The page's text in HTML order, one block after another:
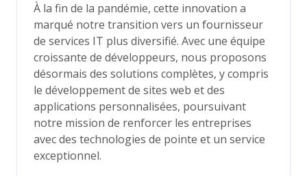
À la fin de la pandémie, cette innovation a
marqué notre transition vers un fournisseur
de services IT plus diversifié. Avec une équipe
croissante de développeurs, nous proposons
désormais des solutions complètes, y compris
le développement de sites web et des
applications personnalisées, poursuivant
notre mission de renforcer les entreprises
avec des technologies de pointe et un service
exceptionnel.